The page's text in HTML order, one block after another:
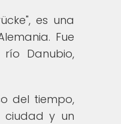
es una
Fue
Danubio,
del tiempo,
ciudad y un